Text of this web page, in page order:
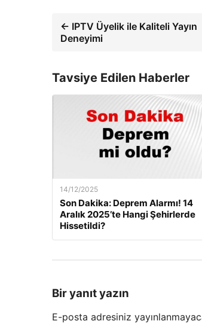
← IPTV Üyelik ile Kaliteli Yayın
Deneyimi
Tavsiye Edilen Haberler
14/12/2025
Son Dakika: Deprem Alarmı! 14
Aralık 2025’te Hangi Şehirlerde
Hissetildi?
Bir yanıt yazın
E-posta adresiniz